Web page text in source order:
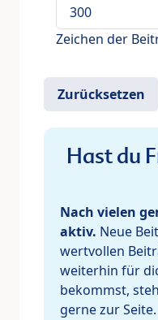
Zeichen der
Hast du
Nach vielen
aktiv. Neue
wertvollen
weiterhin für
bekommst,
gerne zur Seite.